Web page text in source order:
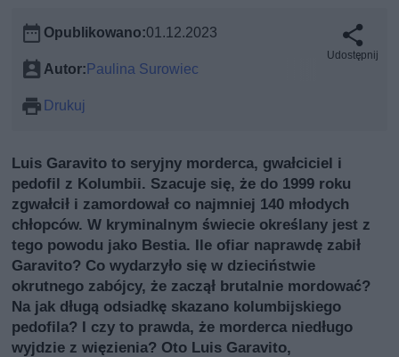
Opublikowano:01.12.2023
Autor:Paulina Surowiec
Drukuj
Udostępnij
Luis Garavito to seryjny morderca, gwałciciel i
pedofil z Kolumbii. Szacuje się, że do 1999 roku
zgwałcił i zamordował co najmniej 140 młodych
chłopców. W kryminalnym świecie określany jest z
tego powodu jako Bestia. Ile ofiar naprawdę zabił
Garavito? Co wydarzyło się w dzieciństwie
okrutnego zabójcy, że zaczął brutalnie mordować?
Na jak długą odsiadkę skazano kolumbijskiego
pedofila? I czy to prawda, że morderca niedługo
wyjdzie z więzienia? Oto Luis Garavito,